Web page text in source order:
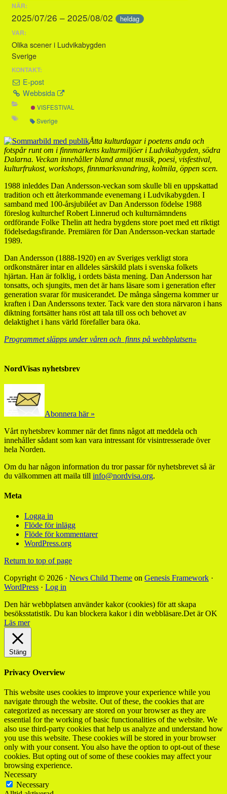
NÄR:
2025/07/26 – 2025/08/02 heldag
VAR:
Olika scener i Ludvikabygden
Sverige
KONTAKT:
E-post
Webbsida
VISFESTIVAL
Sverige
Åtta kulturdagar i poetens anda och
fotspår runt om i finnmarkens kulturmiljöer i Ludvikabygden, södra
Dalarna. Veckan innehåller bland annat musik, poesi, visfestival,
kulturfrukost, workshops, finnmarksvandring, kolmila, öppen scen.
1988 inleddes Dan Andersson-veckan som skulle bli en uppskattad
tradition och ett återkommande evenemang i Ludvikabygden. I
samband med 100-årsjubiléet av Dan Andersson födelse 1988
föreslog kulturchef Robert Linnerud och kulturnämndens
ordförande Folke Thelin att hedra bygdens store poet med ett riktigt
födelsedagsfirande. Premiären för Dan Andersson-veckan startade
1989.
Dan Andersson (1888-1920) en av Sveriges verkligt stora
ordkonstnärer intar en alldeles särskild plats i svenska folkets
hjärtan. Han är folklig, i ordets bästa mening. Dan Andersson har
tonsatts, och sjungits, men det är hans läsare som i generation efter
generation svarar för musicerandet. De många sångerna kommer ur
kraften i Dan Anderssons texter. Tack vare den stora närvaron i hans
diktning fortsätter hans röst att tala till oss och behovet av
delaktighet i hans värld förefaller bara öka.
Programmet släpps under våren och finns på webbplatsen»
NordVisas nyhetsbrev
Abonnera här »
Vårt nyhetsbrev kommer när det finns något att meddela och
innehåller sådant som kan vara intressant för visintresserade över
hela Norden.
Om du har någon information du tror passar för nyhetsbrevet så är
du välkommen att maila till info@nordvisa.org.
Meta
Logga in
Flöde för inlägg
Flöde för kommentarer
WordPress.org
Return to top of page
Copyright © 2026 · News Child Theme on Genesis Framework ·
WordPress · Log in
Den här webbplatsen använder kakor (cookies) för att skapa
besöksstatistik. Du kan blockera kakor i din webbläsare.Det är OK
Läs mer
Stäng
Privacy Overview
This website uses cookies to improve your experience while you
navigate through the website. Out of these, the cookies that are
categorized as necessary are stored on your browser as they are
essential for the working of basic functionalities of the website. We
also use third-party cookies that help us analyze and understand how
you use this website. These cookies will be stored in your browser
only with your consent. You also have the option to opt-out of these
cookies. But opting out of some of these cookies may affect your
browsing experience.
Necessary
Necessary